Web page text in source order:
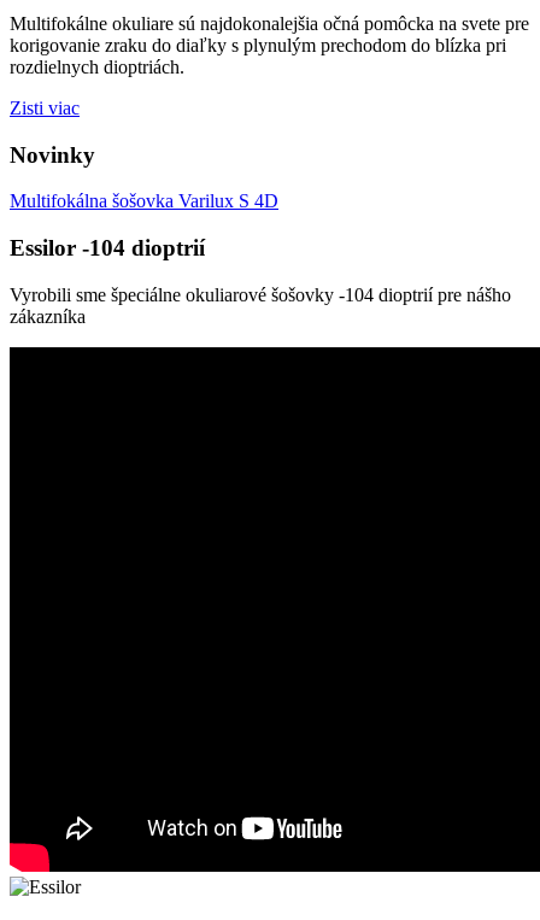
Multifokálne okuliare sú najdokonalejšia očná pomôcka na svete pre
korigovanie zraku do diaľky s plynulým prechodom do blízka pri
rozdielnych dioptriách.
Zisti viac
Novinky
Multifokálna šošovka Varilux S 4D
Essilor -104 dioptrií
Vyrobili sme špeciálne okuliarové šošovky -104 dioptrií pre nášho
zákazníka